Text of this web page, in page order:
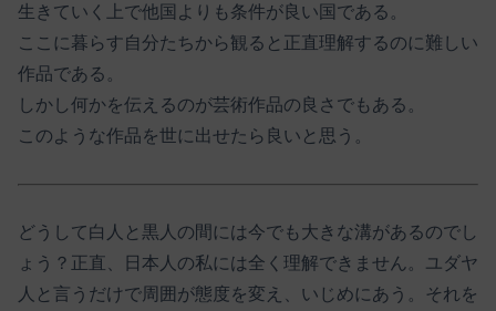
生きていく上で他国よりも条件が良い国である。
ここに暮らす自分たちから観ると正直理解するのに難しい
作品である。
しかし何かを伝えるのが芸術作品の良さでもある。
このような作品を世に出せたら良いと思う。
どうして白人と黒人の間には今でも大きな溝があるのでし
ょう？正直、日本人の私には全く理解できません。ユダヤ
人と言うだけで周囲が態度を変え、いじめにあう。それを